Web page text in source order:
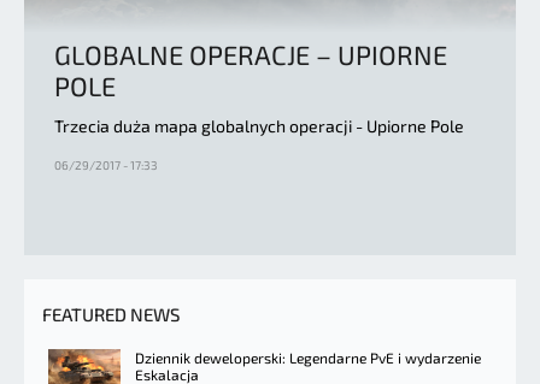
GLOBALNE OPERACJE – UPIORNE
POLE
Trzecia duża mapa globalnych operacji - Upiorne Pole
06/29/2017 - 17:33
FEATURED NEWS
Dziennik deweloperski: Legendarne PvE i wydarzenie
Eskalacja